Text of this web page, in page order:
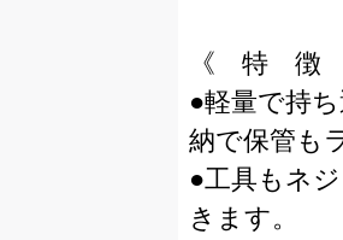
《 特 徴
●軽量で持
納で保管も
●工具もネ
きます。